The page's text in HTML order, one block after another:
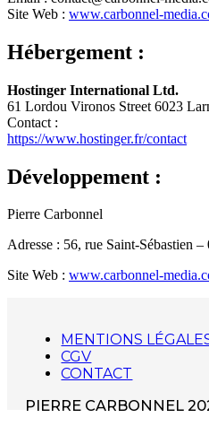
Site Web : www.carbonnel-
Hébergement :
Hostinger International Ltd.
61 Lordou Vironos Street 6023
Contact :
https://www.hostinger.fr/contact
Développement :
Pierre Carbonnel
Adresse : 56, rue Saint-Sébastien
Site Web : www.carbonnel-
MENTIONS
CGV
CONTACT
PIERRE CARBONNEL